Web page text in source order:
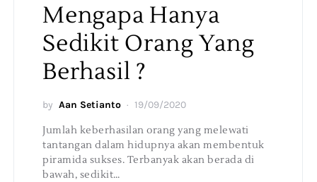
Mengapa Hanya
Sedikit Orang Yang
Berhasil ?
by Aan Setianto 19/09/2020
Jumlah keberhasilan orang yang melewati
tantangan dalam hidupnya akan membentuk
piramida sukses. Terbanyak akan berada di
bawah, sedikit…